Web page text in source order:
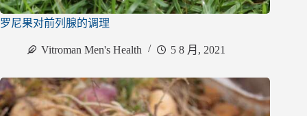
罗尼果对前列腺的调理
Vitroman Men's Health 5 8 月, 2021